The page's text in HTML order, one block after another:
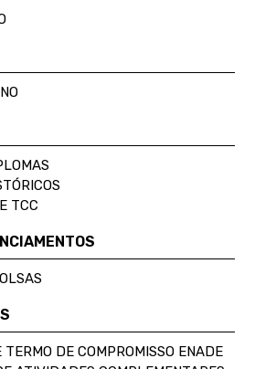
TCC
DE COMPROMISSO ENADE